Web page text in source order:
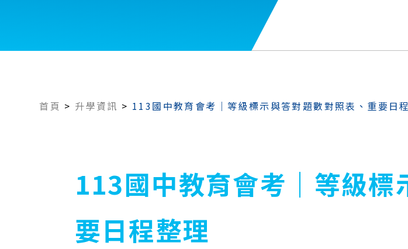
首頁 > 升學資訊 > 113國中教育會考｜等級標示與答對題數對照表、重要日
113國中教育會考｜等級標
要日程整理